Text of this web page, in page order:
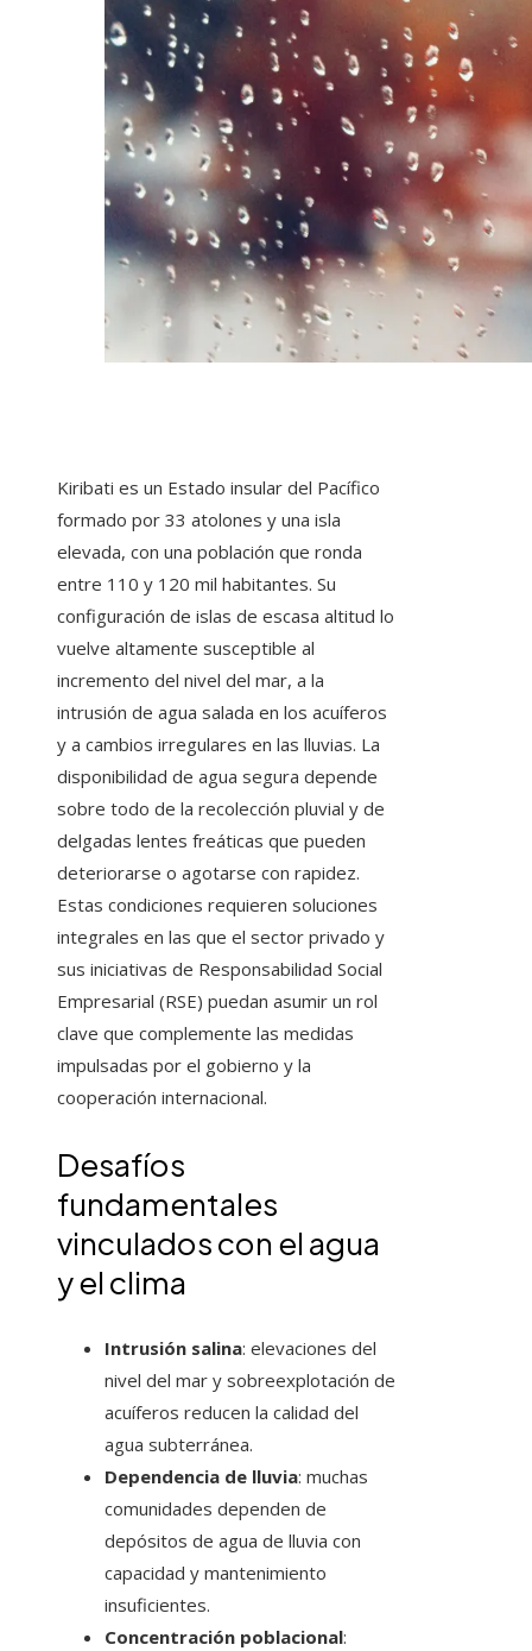
Kiribati es un Estado insular del Pacífico
formado por 33 atolones y una isla
elevada, con una población que ronda
entre 110 y 120 mil habitantes. Su
configuración de islas de escasa altitud lo
vuelve altamente susceptible al
incremento del nivel del mar, a la
intrusión de agua salada en los acuíferos
y a cambios irregulares en las lluvias. La
disponibilidad de agua segura depende
sobre todo de la recolección pluvial y de
delgadas lentes freáticas que pueden
deteriorarse o agotarse con rapidez.
Estas condiciones requieren soluciones
integrales en las que el sector privado y
sus iniciativas de Responsabilidad Social
Empresarial (RSE) puedan asumir un rol
clave que complemente las medidas
impulsadas por el gobierno y la
cooperación internacional.
Desafíos
fundamentales
vinculados con el agua
y el clima
Intrusión salina: elevaciones del
nivel del mar y sobreexplotación de
acuíferos reducen la calidad del
agua subterránea.
Dependencia de lluvia: muchas
comunidades dependen de
depósitos de agua de lluvia con
capacidad y mantenimiento
insuficientes.
Concentración poblacional: